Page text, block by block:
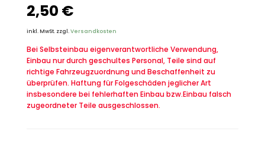
2,50 €
inkl. MwSt. zzgl.Versandkosten
Bei Selbsteinbau eigenverantwortliche Verwendung,
Einbau nur durch geschultes Personal, Teile sind auf
richtige Fahrzeugzuordnung und Beschaffenheit zu
überprüfen. Haftung für Folgeschäden jeglicher Art
insbesondere bei fehlerhaften Einbau bzw.Einbau falsch
zugeordneter Teile ausgeschlossen.